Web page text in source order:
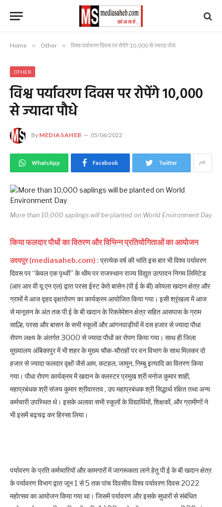
Home » Other » विश्व पर्यावरण दिवस पर रोपेंगे 10,000 से ज्यादा पौधे
OTHER
विश्व पर्यावरण दिवस पर रोपेंगे 10,000
से ज्यादा पौधे
By MEDIASAHEB 05/06/2022
WhatsApp Facebook Twitter
More than 10,000 saplings will be planted on World Environment Day
किया फलदार पौधों का वितरण और विभिन्न प्रतियोगिताओं का आयोजन
उदयपुर (mediasaheb.com) : प्रत्येक वर्ष की भांति इस बार भी विश्व पर्यावरण
दिवस पर “केवल एक पृथ्वी” के थीम पर राजस्थान राज्य विद्युत उत्पादन निगम लिमिटेड
(आर आर वी यू एन एल) द्वारा परसा ईस्ट केते बासेन (पी ई के बी) कोयला खदान क्षेत्र और
ग्रामों में आज वृहद वृक्षारोपण का कार्यक्रम आयोजित किया गया। इसी श्रृंखला में आज
से मानूसन के अंत तक पी ई के बी खदान के रिक्लेमेशन क्षेत्र सहित आसपास के ग्राम
साल्हि, परसा और बासन के सभी स्कूलों और आंगनवाड़ीयों में दस हजार से ज्यादा पौधा
रोपण लक्ष्य के अंतर्गत 3000 से ज्यादा पौधों का रोपण किया गया। साथ ही जिला
मुख्यालय अंबिकापुर में भी शहर के मुख्य चौक-चौराहों पर वन विभाग के साथ मिलकर दो
हजार से ज्यादा फलदार वृक्षों जैसे आम, कटहल, जामुन, निम्बु इत्यादि का वितरण किया
गया। पौधा रोपण कार्यक्रम में खदान के क्लस्टर प्रमुख श्री मनोज कुमार शाही,
महाप्रबंधक श्री संजय कुमार श्रीवास्तव , उप महाप्रबंधक श्री सिद्धार्थ रक्षित तथा अन्य
कर्मचारी उपस्थित थे। इसके अलावा सभी स्कूलों के विद्यार्थियों, शिक्षकों, और ग्रामीणों ने
भी इसमें बढ़चढ़ कर हिस्सा लिया।
पर्यावरण के प्रति कर्मचारियों और कामगारों में जागरूकता लाने हेतु पी ई के बी खदान क्षेत्र
के पर्यावरण विभाग द्वारा जून 1 से 5 तक पांच दिवसीय विश्व पर्यावरण दिवस 2022
महोत्सव का आयोजन किया गया था। जिसमें पर्यावरण और इसके सुधारों से संबंधित